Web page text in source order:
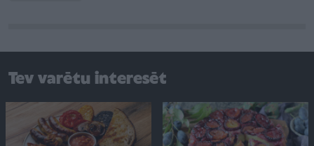
Tev varētu interesēt